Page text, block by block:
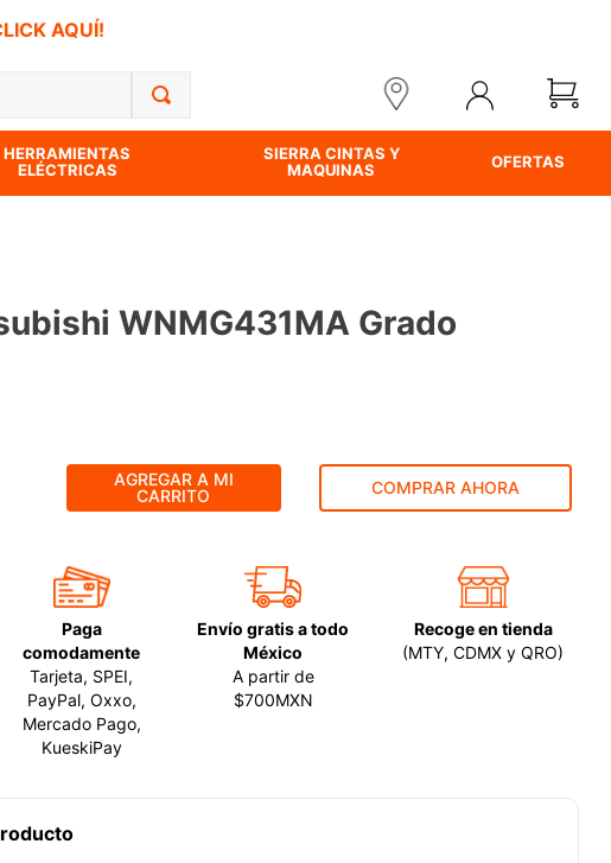
AQUÍ!
HERRAMIENTAS
ELÉCTRICAS
SIERRA CINTAS Y
MAQUINAS
OFERTAS
WNMG431MA Grado
AGREGAR A MI
CARRITO
COMPRAR AHORA
Paga
comodamente
Tarjeta, SPEI,
PayPal, Oxxo,
Mercado Pago,
KueskiPay
Envío gratis a todo
México
A partir de
$700MXN
Recoge en tienda
(MTY, CDMX y QRO)